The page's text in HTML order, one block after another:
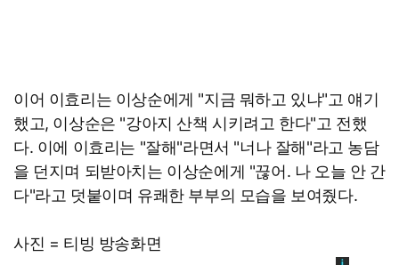
이어 이효리는 이상순에게 "지금 뭐하고 있냐"고 얘기
했고, 이상순은 "강아지 산책 시키려고 한다"고 전했
다. 이에 이효리는 "잘해"라면서 "너나 잘해"라고 농담
을 던지며 되받아치는 이상순에게 "끊어. 나 오늘 안 간
다"라고 덧붙이며 유쾌한 부부의 모습을 보여줬다.
사진 = 티빙 방송화면